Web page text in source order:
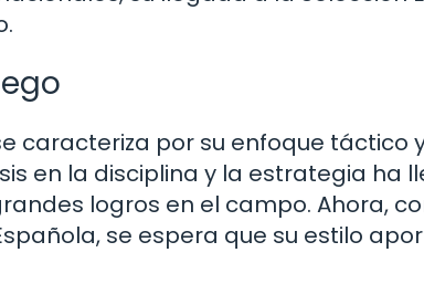
caracteriza por su enfoque táctico
en la disciplina y la estrategia ha
logros en el campo. Ahora,
se espera que su estilo